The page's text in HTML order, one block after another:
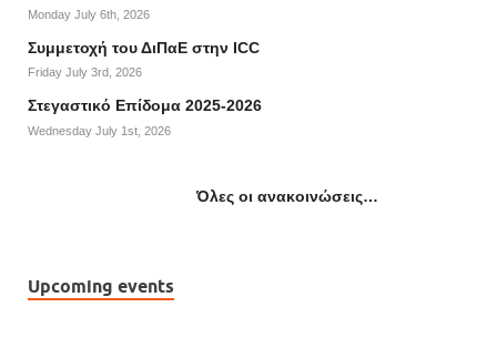
Monday July 6th, 2026
Συμμετοχή του ΔιΠαΕ στην ICC
Friday July 3rd, 2026
Στεγαστικό Επίδομα 2025-2026
Wednesday July 1st, 2026
Όλες οι ανακοινώσεις…
Upcoming events